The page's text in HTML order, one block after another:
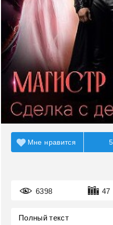
6398 47
Мне нравится 5
Полный текст